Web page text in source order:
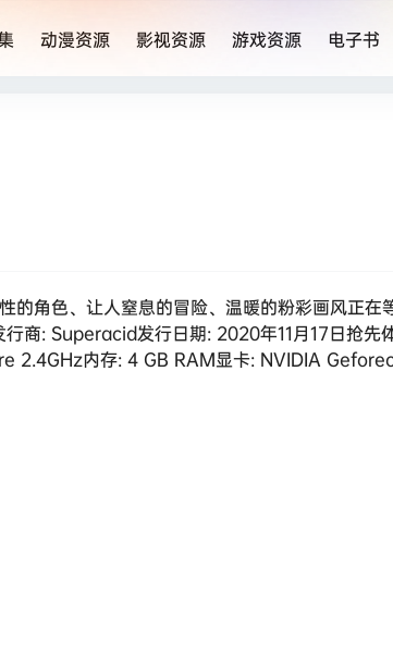
动漫资源 影视资源 游戏资源 电子书
角色、让人窒息的冒险、温暖的粉彩画风正在
: Superacid发行日期: 2020年11月17日抢先
2.4GHz内存: 4 GB RAM显卡: NVIDIA